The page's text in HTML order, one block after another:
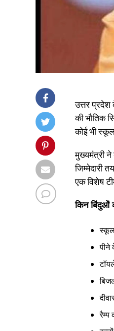
उत्तर प्रदेश
की भौतिक
कोई भी स्कूल
मुख्यमंत्री ने
जिम्मेदारी
एक विशेष
किन बिंदुओं
स्कूल
पीने
रैम्प